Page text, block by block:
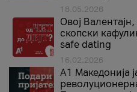
18.05.2026
Овој
скопски
safe dating
16.02.2026
А1 Македонија